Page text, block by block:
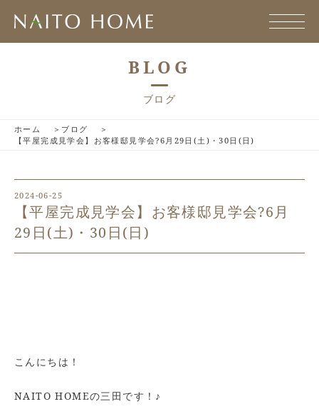
BLOG
ブログ
ホーム
ブログ
【平屋完成見学会】お客様邸見学会?6月29日(土)・30日(日)
2024-06-25
【平屋完成見学会】お客様邸見学会?6月
29日(土)・30日(日)
こんにちは！
NAITO HOMEの三田です！♪